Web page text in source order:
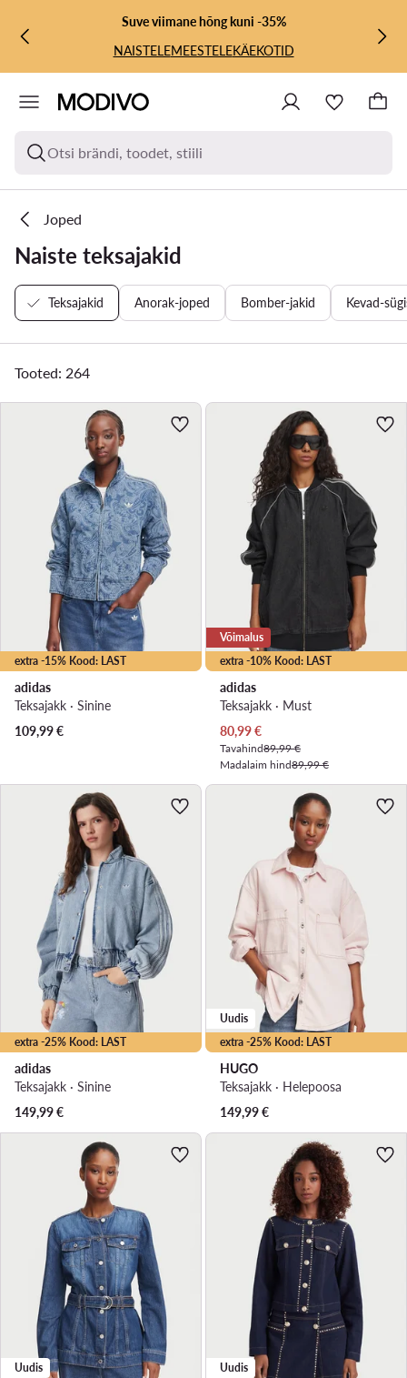
LIIGU PÕHISISU JUURDE
MINE OTSINGUSSESuve viimane hõng kuni -35%
NAISTELEMEESTELEKÄEKOTID
Otsi brändi, toodet, stiili
Joped
Naiste teksajakid
Teksajakid Anorak-joped Bomber-jakid Kevad-
Tooted: 264
extra -15% Kood: LAST
adidas
Teksajakk · Sinine
109,99€
extra -10% Kood: LAST
Võimalus
adidas
Teksajakk · Must
Praegune hind
80,99€
Tavahind89,99 €
Madalaim hind89,99 €
extra -25% Kood: LAST
adidas
Teksajakk · Sinine
149,99€
extra -25% Kood: LAST
Uudis
HUGO
Teksajakk · Heleроosa
149,99€
Uudis Uudis